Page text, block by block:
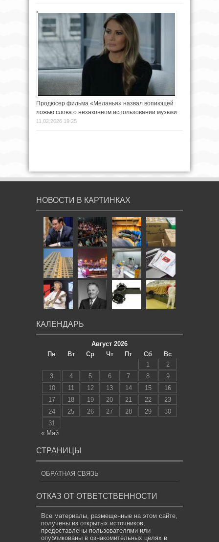
Продюсер фильма «Меланья» назвал вопиющей
ложью слова о незаконном использовании музыки
11.02.2026 19:25
НОВОСТИ В КАРТИНКАХ
КАЛЕНДАРЬ
Август 2026
Пн
Вт Ср Чт Пт Сб
Вс
1
2
3
4 5 6 7 8
9
10
11 12 13 14 15
16
17
18 19 20 21 22
23
24
25 26 27 28 29
30
31
« Май
СТРАНИЦЫ
ОБРАТНАЯ СВЯЗЬ
ОТКАЗ ОТ ОТВЕТСТВЕННОСТИ
Все материалы, размещенные на этом сайте,
получены из открытых источников,
предоставлены пользователями или
опубликованы в ознакомительных целях в